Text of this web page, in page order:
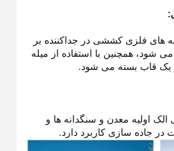
های فلزی کششی در جداکننده بر
شود، همچنین با استفاده از میله
یک قاب بسته می شود.
اولیه معدن و سنگدانه ها و
در جاده سازی کاربرد دارد.